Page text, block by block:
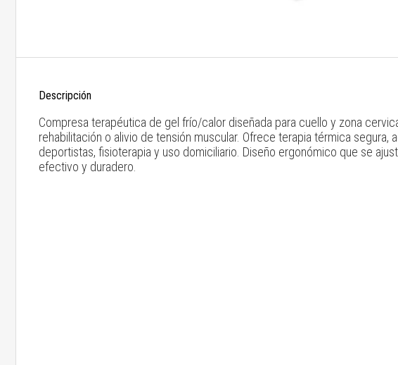
Descripción
Compresa terapéutica de gel frío/calor diseñada para cuello y zona
rehabilitación o alivio de tensión muscular. Ofrece terapia térmica segura,
deportistas, fisioterapia y uso domiciliario. Diseño ergonómico que se
efectivo y duradero.